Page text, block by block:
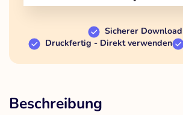
Sicherer Download
Druckfertig - Direkt verwenden
Beschreibung